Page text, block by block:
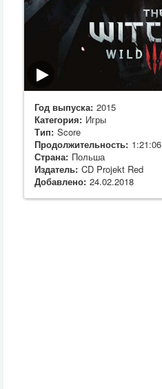
Год выпуска: 2015
Категория: Игры
Тип: Score
Продолжительность: 1:21:06
Страна: Польша
Издатель: CD Projekt Red
Добавлено: 24.02.2018